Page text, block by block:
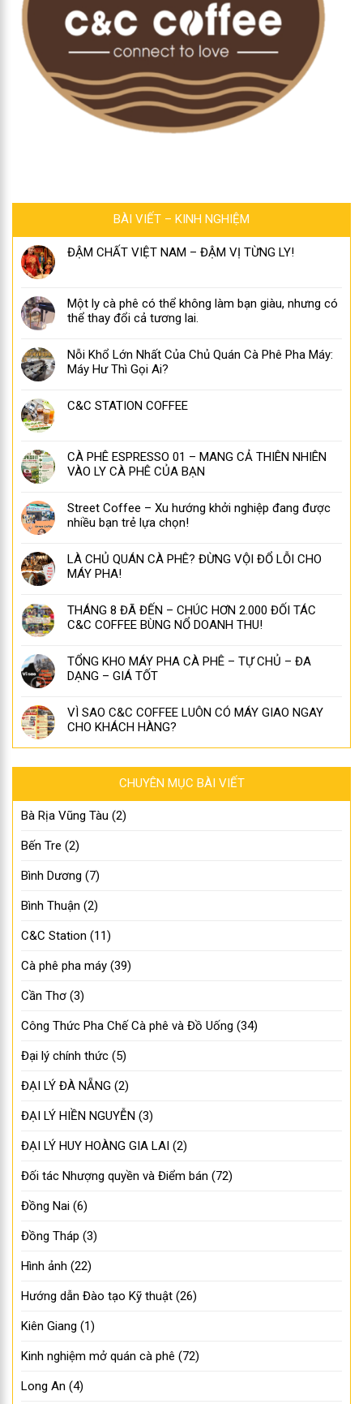
BÀI VIẾT – KINH NGHIỆM
ĐẬM CHẤT VIỆT NAM – ĐẬM VỊ TỪNG LY!
Một ly cà phê có thể không làm bạn giàu, nhưng có
thể thay đổi cả tương lai.
Nỗi Khổ Lớn Nhất Của Chủ Quán Cà Phê Pha Máy:
Máy Hư Thì Gọi Ai?
C&C STATION COFFEE
CÀ PHÊ ESPRESSO 01 – MANG CẢ THIÊN NHIÊN
VÀO LY CÀ PHÊ CỦA BẠN
Street Coffee – Xu hướng khởi nghiệp đang được
nhiều bạn trẻ lựa chọn!
LÀ CHỦ QUÁN CÀ PHÊ? ĐỪNG VỘI ĐỔ LỖI CHO
MÁY PHA!
THÁNG 8 ĐÃ ĐẾN – CHÚC HƠN 2.000 ĐỐI TÁC
C&C COFFEE BÙNG NỔ DOANH THU!
TỔNG KHO MÁY PHA CÀ PHÊ – TỰ CHỦ – ĐA
DẠNG – GIÁ TỐT
VÌ SAO C&C COFFEE LUÔN CÓ MÁY GIAO NGAY
CHO KHÁCH HÀNG?
CHUYÊN MỤC BÀI VIẾT
Bà Rịa Vũng Tàu (2)
Bến Tre (2)
Bình Dương (7)
Bình Thuận (2)
C&C Station (11)
Cà phê pha máy (39)
Cần Thơ (3)
Công Thức Pha Chế Cà phê và Đồ Uống (34)
Đại lý chính thức (5)
ĐẠI LÝ ĐÀ NẴNG (2)
ĐẠI LÝ HIỀN NGUYỄN (3)
ĐẠI LÝ HUY HOÀNG GIA LAI (2)
Đối tác Nhượng quyền và Điểm bán (72)
Đồng Nai (6)
Đồng Tháp (3)
Hình ảnh (22)
Hướng dẫn Đào tạo Kỹ thuật (26)
Kiên Giang (1)
Kinh nghiệm mở quán cà phê (72)
Long An (4)